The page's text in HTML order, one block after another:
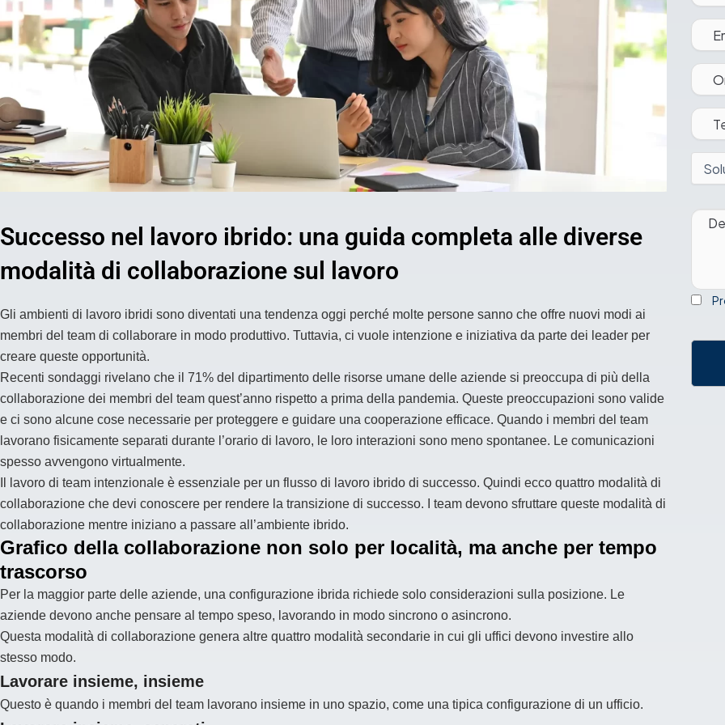
Contatta le vendite
Successo nel lavoro ibrido: una guida completa alle diverse
modalità di collaborazione sul lavoro
Gli ambienti di lavoro ibridi sono diventati una tendenza oggi perché molte persone sanno che offre nuovi modi ai
membri del team di collaborare in modo produttivo. Tuttavia, ci vuole intenzione e iniziativa da parte dei leader per
creare queste opportunità.
Recenti sondaggi rivelano che il 71% del dipartimento delle risorse umane delle aziende si preoccupa di più della
collaborazione dei membri del team quest’anno rispetto a prima della pandemia. Queste preoccupazioni sono valide
e ci sono alcune cose necessarie per proteggere e guidare una cooperazione efficace. Quando i membri del team
lavorano fisicamente separati durante l’orario di lavoro, le loro interazioni sono meno spontanee. Le comunicazioni
spesso avvengono virtualmente.
Il lavoro di team intenzionale è essenziale per un flusso di lavoro ibrido di successo. Quindi ecco quattro modalità di
collaborazione che devi conoscere per rendere la transizione di successo. I team devono sfruttare queste modalità di
collaborazione mentre iniziano a passare all’ambiente ibrido.
Grafico della collaborazione non solo per località, ma anche per tempo
trascorso
Per la maggior parte delle aziende, una configurazione ibrida richiede solo considerazioni sulla posizione. Le
aziende devono anche pensare al tempo speso, lavorando in modo sincrono o asincrono.
Questa modalità di collaborazione genera altre quattro modalità secondarie in cui gli uffici devono investire allo
stesso modo.
Lavorare insieme, insieme
Questo è quando i membri del team lavorano insieme in uno spazio, come una tipica configurazione di un ufficio.